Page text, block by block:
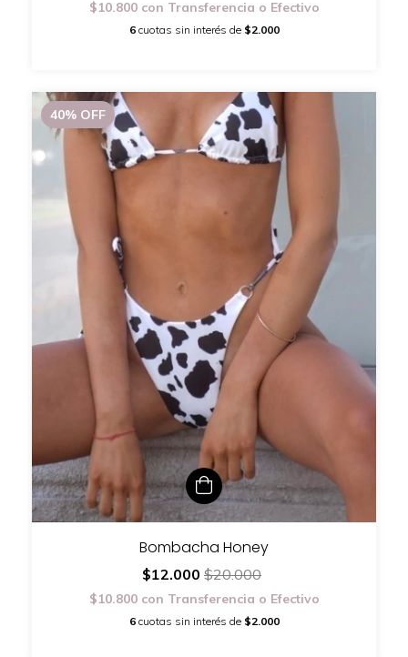
$10.800 con Transferencia o Efectivo
6 cuotas sin interés de $2.000
40% OFF
Bombacha Honey
$12.000 $20.000
$10.800 con Transferencia o Efectivo
6 cuotas sin interés de $2.000